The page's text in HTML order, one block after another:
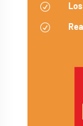
R
R